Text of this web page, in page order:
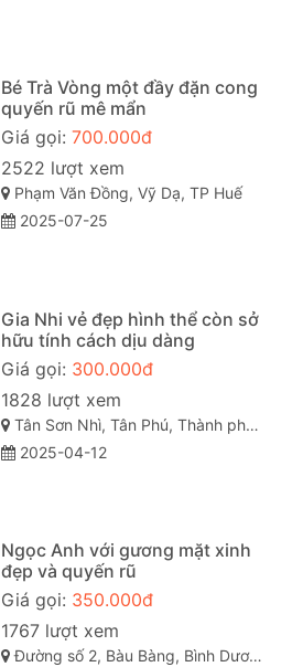
Bé Trà Vòng một đầy đặn cong
quyến rũ mê mẩn
Giá gọi: 700.000đ
2522 lượt xem
Phạm Văn Đồng, Vỹ Dạ, TP Huế
2025-07-25
Gia Nhi vẻ đẹp hình thể còn sở
hữu tính cách dịu dàng
Giá gọi: 300.000đ
1828 lượt xem
Tân Sơn Nhì, Tân Phú, Thành phố Hồ Chí Minh
2025-04-12
Ngọc Anh với gương mặt xinh
đẹp và quyến rũ
Giá gọi: 350.000đ
1767 lượt xem
Đường số 2, Bàu Bàng, Bình Dương